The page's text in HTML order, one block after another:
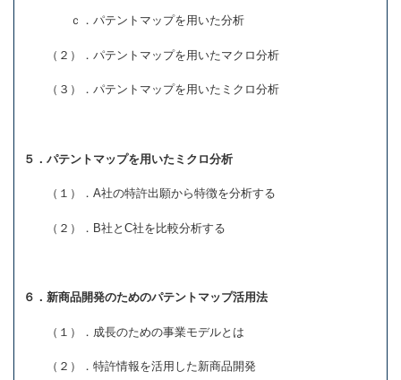
ｃ．パテントマップを用いた分析
（２）．パテントマップを用いたマクロ分析
（３）．パテントマップを用いたミクロ分析
５．パテントマップを用いたミクロ分析
（１）．A社の特許出願から特徴を分析する
（２）．B社とC社を比較分析する
６．新商品開発のためのパテントマップ活用法
（１）．成長のための事業モデルとは
（２）．特許情報を活用した新商品開発